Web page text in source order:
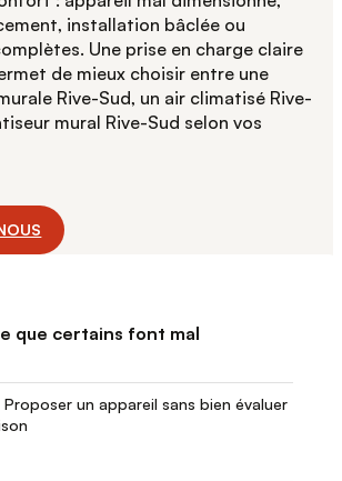
installation bâclée ou
Une prise en charge claire
de mieux choisir entre une
Rive-Sud, un air climatisé Rive-
mural Rive-Sud selon vos
que certains font mal
Proposer un appareil sans bien évaluer